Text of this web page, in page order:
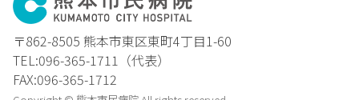
〒862-8505 熊本市東区東町4丁目1-60
TEL:096-365-1711（代表）
FAX:096-365-1712